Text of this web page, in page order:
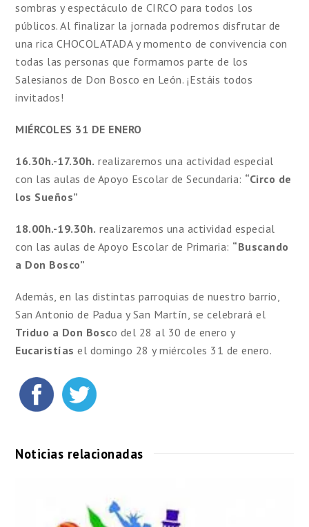
sombras y espectáculo de CIRCO para todos los
públicos. Al finalizar la jornada podremos disfrutar de
una rica CHOCOLATADA y momento de convivencia con
todas las personas que formamos parte de los
Salesianos de Don Bosco en León. ¡Estáis todos
invitados!
MIÉRCOLES 31 DE ENERO
16.30h.-17.30h. realizaremos una actividad especial
con las aulas de Apoyo Escolar de Secundaria: “Circo de
los Sueños”
18.00h.-19.30h. realizaremos una actividad especial
con las aulas de Apoyo Escolar de Primaria: “Buscando
a Don Bosco”
Además, en las distintas parroquias de nuestro barrio,
San Antonio de Padua y San Martín, se celebrará el
Triduo a Don Bosco del 28 al 30 de enero y
Eucaristíasel domingo 28 y miércoles 31 de enero.
Noticias relacionadas